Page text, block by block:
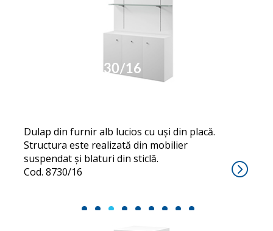
MOBILI 8730/16
Dulap din furnir alb lucios cu uși din placă.
Structura este realizată din mobilier
suspendat și blaturi din sticlă.
Cod. 8730/16
1 2 3 4 5 6 7 8 9